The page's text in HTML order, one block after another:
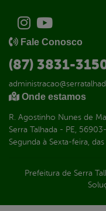
Fale Conosco
(87) 3831-
Onde estamos
R. Agostinho Nunes de
Serra Talhada - PE,
Segunda à Sexta-feira,
Prefeitura de Serra